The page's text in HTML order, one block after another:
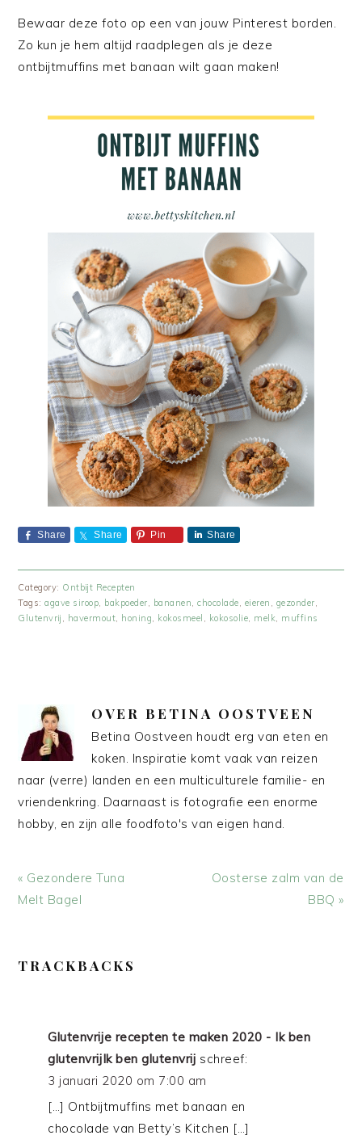
Bewaar deze foto op een van jouw Pinterest borden.
Zo kun je hem altijd raadplegen als je deze
ontbijtmuffins met banaan wilt gaan maken!
Share Share Pin Share
Category: Ontbijt Recepten
Tags:agave siroop, bakpoeder, bananen,chocolade, eieren , gezonder,
Glutenvrij , havermout, honing, kokosmeel , kokosolie, melk, muffins
OVER BETINA OOSTVEEN
Betina Oostveen houdt erg van eten en
koken. Inspiratie komt vaak van reizen
naar (verre) landen en een multiculturele familie- en
vriendenkring. Daarnaast is fotografie een enorme
hobby, en zijn alle foodfoto's van eigen hand.
Vorig
bericht:
« Gezondere Tuna
Melt Bagel
Volgend
Oosterse zalm van de
BBQ »
LEES
TRACKBACKS
Glutenvrije recepten te maken 2020 - Ik ben
glutenvrijIk ben glutenvrij schreef:
3 januari 2020 om 7:00 am
[…] Ontbijtmuffins met banaan en
chocolade van Betty’s Kitchen […]